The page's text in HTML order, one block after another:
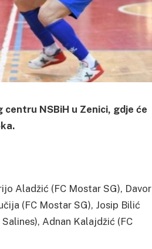
NSBiH u Zenici, gdje će
Aladžić (FC Mostar SG), Davor
(FC Mostar SG), Josip Bilić
Adnan Kalajdžić (FC